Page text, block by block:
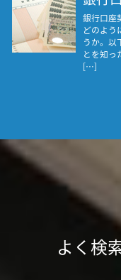
銀行口座
どのよう
うか。以
とを知っ
[…]
よく検